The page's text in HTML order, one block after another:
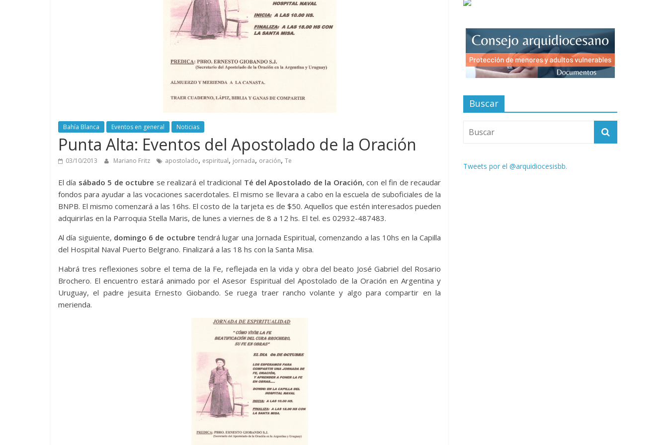
Bahía Blanca Eventos en general Noticias
Punta Alta: Eventos del Apostolado de la Oración
03/10/2013 Mariano Fritz apostolado, espiritual, jornada, oración, Te
El día sábado 5 de octubre se realizará el tradicional Té del Apostolado de la Oración, con el fin de recaudar
fondos para ayudar a las vocaciones sacerdotales. El mismo se llevara a cabo en la escuela de suboficiales de la
BNPB. El mismo comenzará a las 16hs. El costo de la tarjeta es de $50. Aquellos que estén interesados pueden
adquirirlas en la Parroquia Stella Maris, de lunes a viernes de 8 a 12 hs. El tel. es 02932-487483.
Al día siguiente, domingo 6 de octubre tendrá lugar una Jornada Espiritual, comenzando a las 10hs en la Capilla
del Hospital Naval Puerto Belgrano. Finalizará a las 18 hs con la Santa Misa.
Habrá tres reflexiones sobre el tema de la Fe, reflejada en la vida y obra del beato José Gabriel del Rosario
Brochero. El encuentro estará animado por el Asesor Espiritual del Apostolado de la Oración en Argentina y
Uruguay, el padre jesuita Ernesto Giobando. Se ruega traer rancho volante y algo para compartir en la
merienda.
Buscar
Tweets por el @arquidiocesisbb.